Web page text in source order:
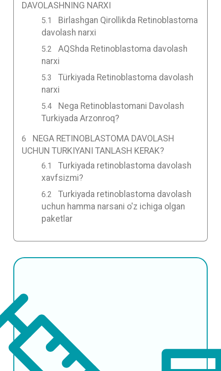
DAVOLASHNING NARXI
Birlashgan Qirollikda Retinoblastoma
davolash narxi
AQShda Retinoblastoma davolash
narxi
Türkiyada Retinoblastoma davolash
narxi
Nega Retinoblastomani Davolash
Turkiyada Arzonroq?
NEGA RETINOBLASTOMA DAVOLASH
UCHUN TURKIYANI TANLASH KERAK?
Turkiyada retinoblastoma davolash
xavfsizmi?
Turkiyada retinoblastoma davolash
uchun hamma narsani o'z ichiga olgan
paketlar